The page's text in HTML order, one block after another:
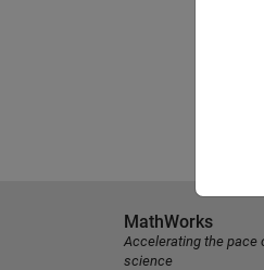
MathWorks
Accelerating the pace
science